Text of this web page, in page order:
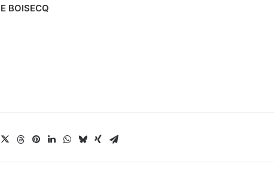
BOISECQ